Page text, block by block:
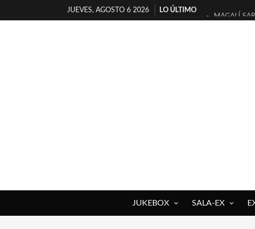
JUEVES, AGOSTO 6 2026
LO ÚLTIMO
MAGALÍ
[LA BOLA
OSLO
FÉLIX
[EL SER
ARRABAL,
JUKEBOX SALA-EX